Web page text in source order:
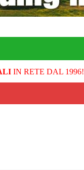
IN RETE DAL 1996!